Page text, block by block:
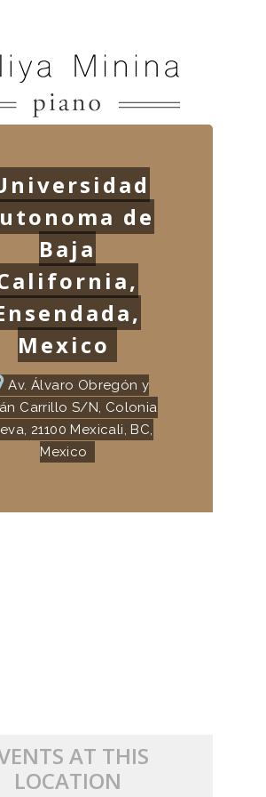
de
Baja
Mexico
Av. Álvaro Obregón y
Carrillo S/N, Colonia
21100 Mexicali, BC,
Mexico
AT THIS
LOCATION